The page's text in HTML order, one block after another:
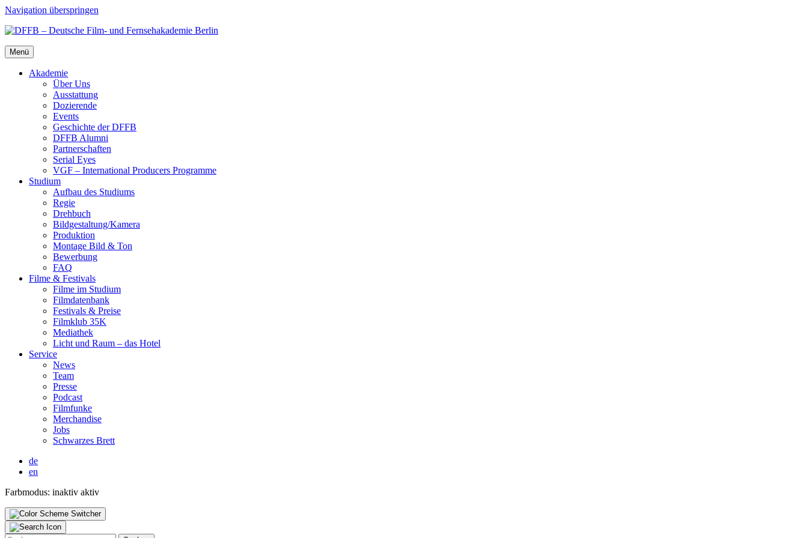
Navigation überspringen
Menü
Aka­de­mie
Über Uns
Aus­stat­tung
Dozie­ren­de
Events
Geschich­te der DFFB
DFFB Alum­ni
Part­ner­schaf­ten
Seri­al Eyes
VGF – Inter­na­tio­nal Pro­du­cers Pro­gram­me
Stu­di­um
Auf­bau des Stu­di­ums
Regie
Dreh­buch
Bildgestaltung/​​Kamera
Pro­duk­ti­on
Mon­ta­ge Bild & Ton
Bewer­bung
FAQ
Fil­me & Fes­ti­vals
Fil­me im Stu­di­um
Film­da­ten­bank
Fes­ti­vals & Prei­se
Film­klub 35K
Media­thek
Licht und Raum – das Hotel
Ser­vice
News
Team
Pres­se
Pod­cast
Film­fun­ke
Mer­chan­di­se
Jobs
Schwar­zes Brett
de
en
Farbmodus: inaktiv aktiv